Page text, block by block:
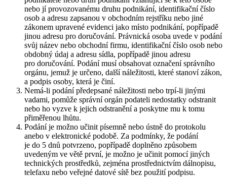
nebo jí provozovanému druhu podnikání, identifikační číslo
osob a adresu zapsanou v obchodním rejstříku nebo jiné
zákonem upravené evidenci jako místo podnikání, popřípadě
jinou adresu pro doručování. Právnická osoba uvede v podání
svůj název nebo obchodní firmu, identifikační číslo osob nebo
obdobný údaj a adresu sídla, popřípadě jinou adresu
pro doručování. Podání musí obsahovat označení správního
orgánu, jemuž je určeno, další náležitosti, které stanoví zákon,
a podpis osoby, která je činí.
Nemá-li podání předepsané náležitosti nebo trpí-li jinými
vadami, pomůže správní orgán podateli nedostatky odstranit
nebo ho vyzve k jejich odstranění a poskytne mu k tomu
přiměřenou lhůtu.
Podání je možno učinit písemně nebo ústně do protokolu
anebo v elektronické podobě. Za podmínky, že podání
je do 5 dnů potvrzeno, popřípadě doplněno způsobem
uvedeným ve větě první, je možno je učinit pomocí jiných
technických prostředků, zejména prostřednictvím dálnopisu,
telefaxu nebo veřejné datové sítě bez použití podpisu.